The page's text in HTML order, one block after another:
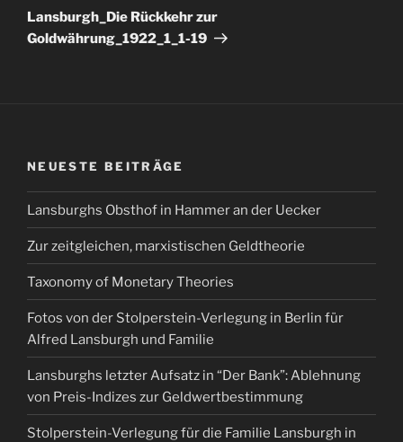
Beitrag
Lansburgh_Die Rückkehr zur
Goldwährung_1922_1_1-19
NEUESTE BEITRÄGE
Lansburghs Obsthof in Hammer an der Uecker
Zur zeitgleichen, marxistischen Geldtheorie
Taxonomy of Monetary Theories
Fotos von der Stolperstein-Verlegung in Berlin für
Alfred Lansburgh und Familie
Lansburghs letzter Aufsatz in “Der Bank”: Ablehnung
von Preis-Indizes zur Geldwertbestimmung
Stolperstein-Verlegung für die Familie Lansburgh in